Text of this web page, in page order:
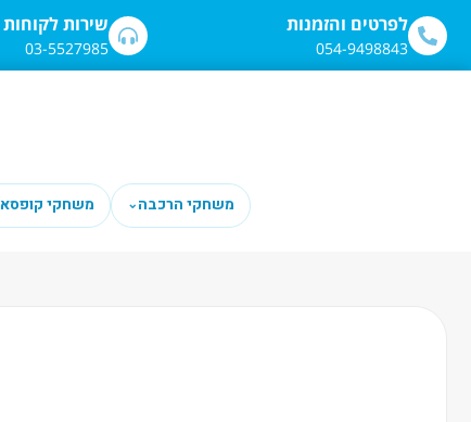
לתוכן שירות לקוחות
03-5527985
לפרטים והזמנות
054-9498843
משחקי הרכבה⌄ משחקי קופסא